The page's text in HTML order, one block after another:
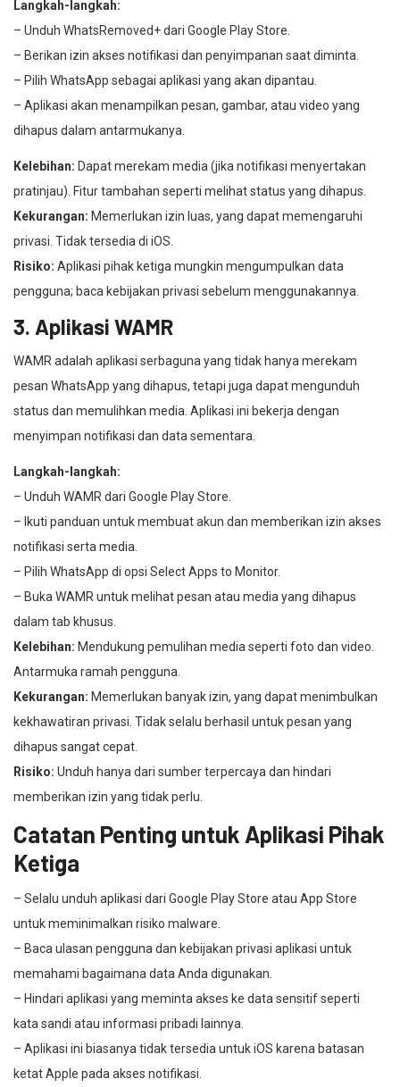
Langkah-langkah:
– Unduh WhatsRemoved+ dari Google Play Store.
– Berikan izin akses notifikasi dan penyimpanan saat diminta.
– Pilih WhatsApp sebagai aplikasi yang akan dipantau.
– Aplikasi akan menampilkan pesan, gambar, atau video yang
dihapus dalam antarmukanya.
Kelebihan: Dapat merekam media (jika notifikasi menyertakan
pratinjau). Fitur tambahan seperti melihat status yang dihapus.
Kekurangan: Memerlukan izin luas, yang dapat memengaruhi
privasi. Tidak tersedia di iOS.
Risiko: Aplikasi pihak ketiga mungkin mengumpulkan data
pengguna; baca kebijakan privasi sebelum menggunakannya.
3. Aplikasi WAMR
WAMR adalah aplikasi serbaguna yang tidak hanya merekam
pesan WhatsApp yang dihapus, tetapi juga dapat mengunduh
status dan memulihkan media. Aplikasi ini bekerja dengan
menyimpan notifikasi dan data sementara.
Langkah-langkah:
– Unduh WAMR dari Google Play Store.
– Ikuti panduan untuk membuat akun dan memberikan izin akses
notifikasi serta media.
– Pilih WhatsApp di opsi Select Apps to Monitor.
– Buka WAMR untuk melihat pesan atau media yang dihapus
dalam tab khusus.
Kelebihan: Mendukung pemulihan media seperti foto dan video.
Antarmuka ramah pengguna.
Kekurangan: Memerlukan banyak izin, yang dapat menimbulkan
kekhawatiran privasi. Tidak selalu berhasil untuk pesan yang
dihapus sangat cepat.
Risiko: Unduh hanya dari sumber terpercaya dan hindari
memberikan izin yang tidak perlu.
Catatan Penting untuk Aplikasi Pihak
Ketiga
– Selalu unduh aplikasi dari Google Play Store atau App Store
untuk meminimalkan risiko malware.
– Baca ulasan pengguna dan kebijakan privasi aplikasi untuk
memahami bagaimana data Anda digunakan.
– Hindari aplikasi yang meminta akses ke data sensitif seperti
kata sandi atau informasi pribadi lainnya.
– Aplikasi ini biasanya tidak tersedia untuk iOS karena batasan
ketat Apple pada akses notifikasi.